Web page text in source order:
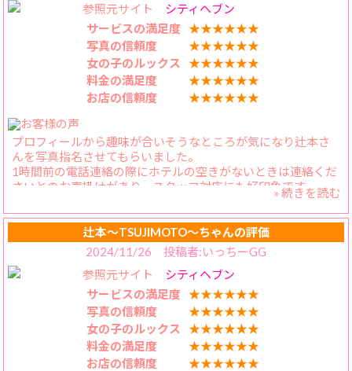
【プレイ内容】
ベッドに行くと、照明の調整もそこそこに笑顔でちゅうを求
めてくれるので、覆いかぶさって濃厚なキスを何度も交わし
ます。かえらさんはセクシーモードになり、それを見るだけ
でもイキそうになってしまいます。
【スタッフの対応】
電話回数少ないのは、本当に助かります。
参照元サイト シティヘブン
サービスの満足度
★★★★★★
写真の信頼度
★★★★★★
女の子のルックス
★★★★★★
料金の満足度
★★★★★★
お店の信頼度
★★★★★★
プロフィールから趣味が合いそうなところが気になり辻本さ
んを写真指名させてもらいました。
1時間前の電話連絡の際にホテルの空きがないときは連絡くだ
さいとのお声掛けがあり、スタッフ対応にも好印象です。
そのお言葉通り、周辺ホテルはどこも満室でしたがちょうど
空室になるタイミングがあり、無事時間通りに辻本さんとご
対面できて一安心。
第一印象は綺麗なお姉さん・お話を始めると楽しいお姉さん
の印象になり、この時点で辻本さんのファンになってしまう
人も多いのではないかと思います。
写メ日記をみて選んだ差し入れにもテンション高く喜んでく
れて今度はかわいい辻本さんを見せていただいて僕もファン
確定となりました。
プレイの方も終始濃厚で大満足。お部屋が少々暑かったのか
汗ばんでしまう辻本さんがまたセクシーで興奮させてもらいま
» 続きを読む
辻本〜TSUJIMOTO〜ちゃんの評価
2024/11/26 投稿者:いっちーGG
参照元サイト シティヘブン
サービスの満足度
★★★★★★
写真の信頼度
★★★★★★
女の子のルックス
★★★★★★
料金の満足度
★★★★★★
お店の信頼度
★★★★★★